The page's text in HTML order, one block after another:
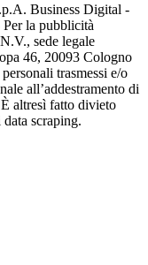
Business Digital -
la pubblicità
sede legale
46, 20093 Cologno
trasmessi e/o
all’addestramento di
altresì fatto divieto
scraping.